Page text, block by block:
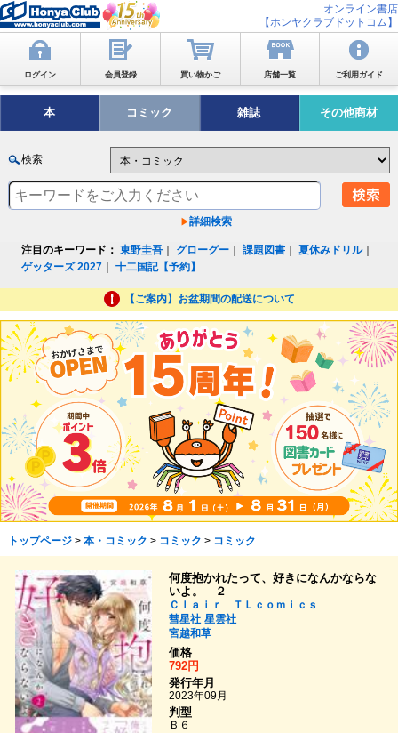
オンライン書店
【ホンヤクラブドットコム】
ログイン 会員登録 買い物かご 店舗一覧 ご利用ガイド
本 コミック 雑誌 その他商材
検索
詳細検索
注目のキーワード： 東野圭吾 グローグー ｜課題図書 ｜夏休みドリル｜
ゲッターズ 2027 ｜十二国記【予約】
【ご案内】お盆期間の配送について
トップページ> 本・コミック > コミック > コミック
何度抱かれたって、好きになんかならな
いよ。 ２
Ｃｌａｉｒ ＴＬｃｏｍｉｃｓ
彗星社 星雲社
宮越和草
価格
792円
発行年月
2023年09月
判型
Ｂ６